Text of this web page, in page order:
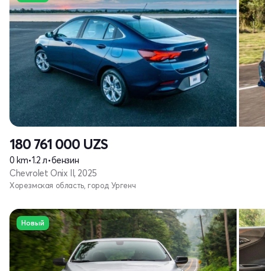
180 761 000 UZS
0 km•1.2 л•бензин
Chevrolet Onix II, 2025
Хорезмская область, город Ургенч
Новый